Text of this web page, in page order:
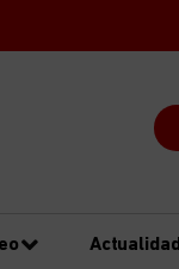
Actualidad